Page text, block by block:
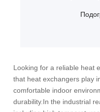
Looking for a reliable heat
that heat exchangers play
comfortable indoor
durability.In the industrial